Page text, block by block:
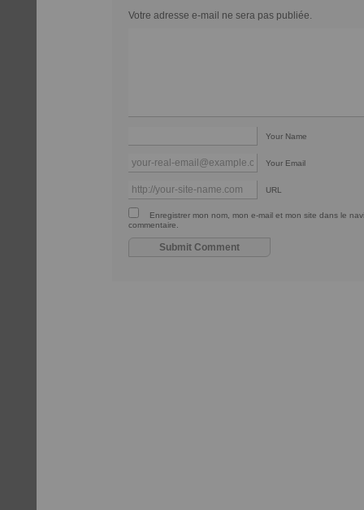
Votre adresse e-mail ne sera pas publiée.
Your Name
Your Email
URL
Enregistrer mon nom, mon e-mail et mon site dans le
commentaire.